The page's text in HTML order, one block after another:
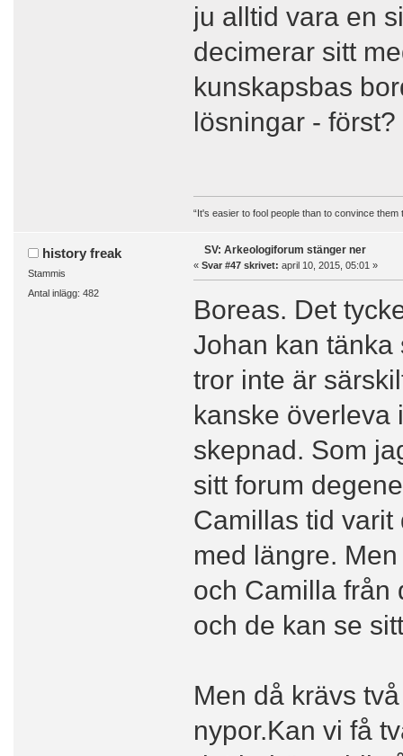
ju alltid vara en
decimerar sitt
kunskapsbas
lösningar - först?
“It's easier to fool people than to convince them
history freak
Stammis
Antal inlägg: 482
SV: Arkeologiforum stänger ner
« Svar #47 skrivet: april 10, 2015, 05:01 »
Boreas. Det
Johan kan tänka
tror inte är
kanske överleva
skepnad. Som
sitt forum
Camillas tid
med längre.
och Camilla från
och de kan se
Men då krävs
nypor.Kan vi få